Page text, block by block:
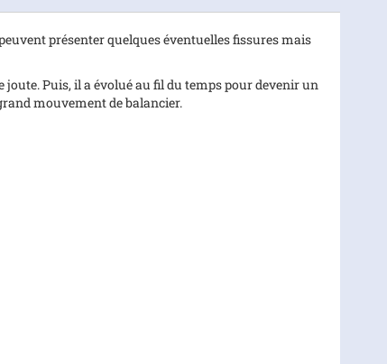
présenter quelques éventuelles fissures mais
Puis, il a évolué au fil du temps pour devenir un
mouvement de balancier.